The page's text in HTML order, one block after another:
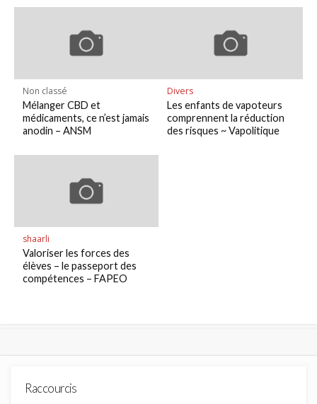
Non classé
Mélanger CBD et
médicaments, ce n’est jamais
anodin – ANSM
Divers
Les enfants de vapoteurs
comprennent la réduction
des risques ~ Vapolitique
shaarli
Valoriser les forces des
élèves – le passeport des
compétences – FAPEO
Raccourcis